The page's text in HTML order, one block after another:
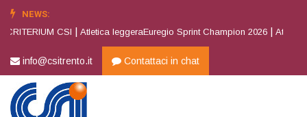
NEWS:
CSI |Atletica leggeraEuregio Sprint Champion 2026 |Atletica
info@csitrento.it Contattaci in chat